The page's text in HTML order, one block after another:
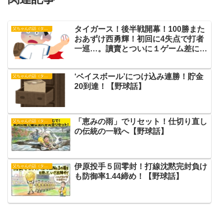
タイガース！後半戦開幕！100勝また
おあずけ西勇輝！初回に4失点で打者
一巡…。讀賣とついに１ゲーム差に
父ちゃんの話（タイガース）
‘ベイスボール’につけ込み連勝！貯金
20到達！【野球話】
父ちゃんの話（タイガース）
​「恵みの雨」でリセット！仕切り直し
の伝統の一戦へ【野球話】
伊原投手５回零封！打線沈黙完封負け
も防御率1.44締め！【野球話】